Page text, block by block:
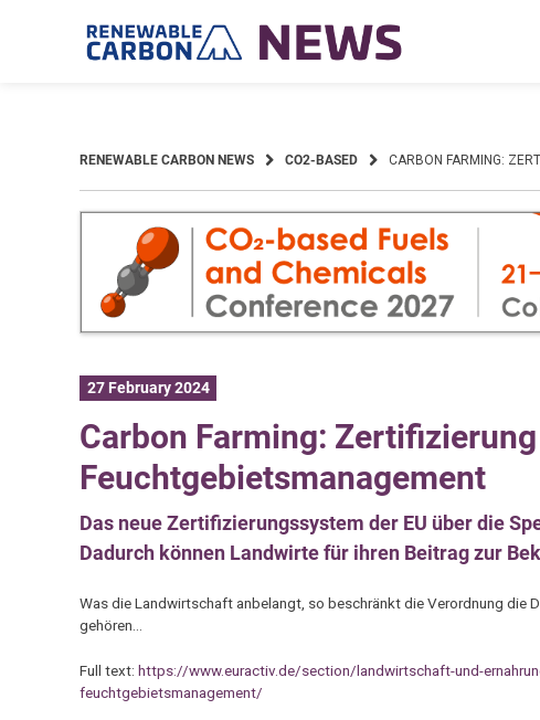
RENEWABLE CARBON NEWS CO2-BASED CARBON FARMING:
27 February 2024
Carbon Farming:
Feuchtgebietsmanagement
Das neue Zertifizierungssystem der EU über die
Dadurch können Landwirte für ihren Beitrag zur
Was die Landwirtschaft anbelangt, so beschränkt die Verordnung die
gehören…
Full text: https://www.euractiv.de/section/landwirtschaft-und-
feuchtgebietsmanagement/